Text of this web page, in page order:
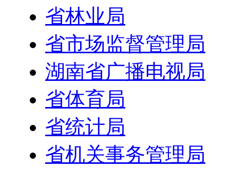
省林业局
省市场监督管理局
湖南省广播电视局
省体育局
省统计局
省机关事务管理局